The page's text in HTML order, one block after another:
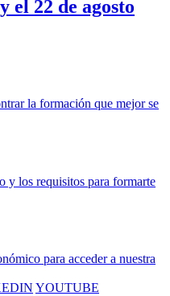
el 22 de agosto
la formación que mejor se
y los requisitos para formarte
para acceder a nuestra
YOUTUBE